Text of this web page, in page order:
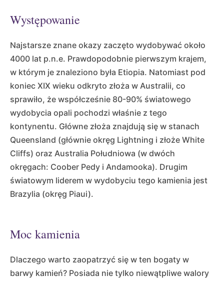
Występowanie
Najstarsze znane okazy zaczęto wydobywać około
4000 lat p.n.e. Prawdopodobnie pierwszym krajem,
w którym je znaleziono była Etiopia. Natomiast pod
koniec XIX wieku odkryto złoża w Australii, co
sprawiło, że współcześnie 80-90% światowego
wydobycia opali pochodzi właśnie z tego
kontynentu. Główne złoża znajdują się w stanach
Queensland (głównie okręg Lightning i złoże White
Cliffs) oraz Australia Południowa (w dwóch
okręgach: Coober Pedy i Andamooka). Drugim
światowym liderem w wydobyciu tego kamienia jest
Brazylia (okręg Piaui).
Moc kamienia
Dlaczego warto zaopatrzyć się w ten bogaty w
barwy kamień? Posiada nie tylko niewątpliwe walory